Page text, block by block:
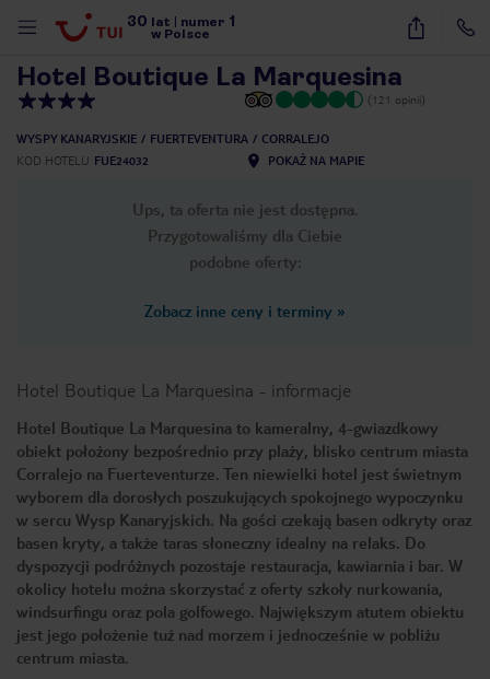
30 lat numer 1
w Polsce
30
Hotel Boutique La Marquesina
(121 opinii)
WYSPY KANARYJSKIE FUERTEVENTURA
CORRALEJO
KOD HOTELU FUE24032 POKAŻ NA MAPIE
Ups, ta oferta nie jest dostępna.
Przygotowaliśmy dla Ciebie
podobne oferty:
Zobacz inne ceny i terminy »
Hotel Boutique La Marquesina - informacje
Hotel Boutique La Marquesina to kameralny, 4-gwiazdkowy
obiekt położony bezpośrednio przy plaży, blisko centrum miasta
Corralejo na Fuerteventurze. Ten niewielki hotel jest świetnym
wyborem dla dorosłych poszukujących spokojnego wypoczynku
w sercu Wysp Kanaryjskich. Na gości czekają basen odkryty oraz
basen kryty, a także taras słoneczny idealny na relaks. Do
dyspozycji podróżnych pozostaje restauracja, kawiarnia i bar. W
okolicy hotelu można skorzystać z oferty szkoły nurkowania,
windsurfingu oraz pola golfowego. Największym atutem obiektu
jest jego położenie tuż nad morzem i jednocześnie w pobliżu
centrum miasta.